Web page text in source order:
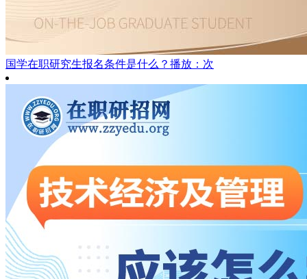
国学在职研究生报名条件是什么？ 播放：次